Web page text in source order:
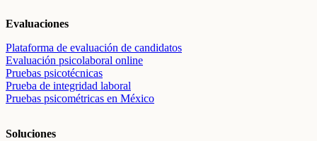
Evaluaciones
Plataforma de evaluación de candidatos
Evaluación psicolaboral online
Pruebas psicotécnicas
Prueba de integridad laboral
Pruebas psicométricas en México
Soluciones